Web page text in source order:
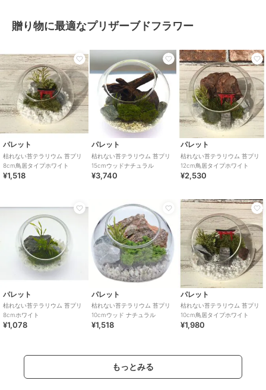
贈り物に最適なプリザーブドフラワー
パレット
枯れない苔テラリウム 苔プリ
8cm鳥居タイプホワイト
¥1,518
パレット
枯れない苔テラリウム 苔プリ
15cmウッドナチュラル
¥3,740
パレット
枯れない苔テラリウム 苔プリ
12cm鳥居タイプホワイト
¥2,530
パレット
枯れない苔テラリウム 苔プリ
8cmホワイト
¥1,078
パレット
枯れない苔テラリウム 苔プリ
10cmウッド ナチュラル
¥1,518
パレット
枯れない苔テラリウム 苔プリ
10cm鳥居タイプホワイト
¥1,980
もっとみる